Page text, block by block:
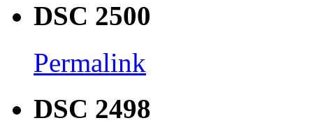
DSC 2500
Permalink
DSC 2498